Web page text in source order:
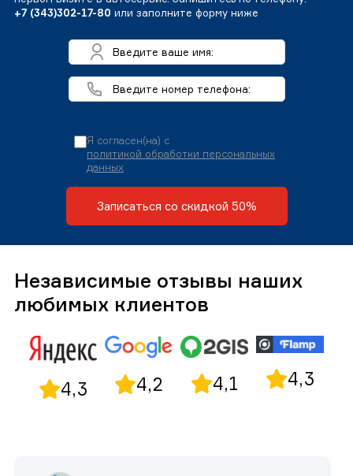
+7 (343)302-17-80 или заполните форму ниже
Я согласен(на) с
политикой обработки персональных
данных
Записаться со скидкой 50%
Независимые отзывы наших
любимых клиентов
4,3 4,2 4,1 4,3